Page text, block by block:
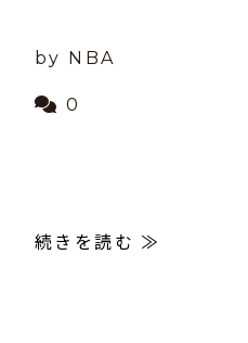
by NBA
0
続きを読む ≫